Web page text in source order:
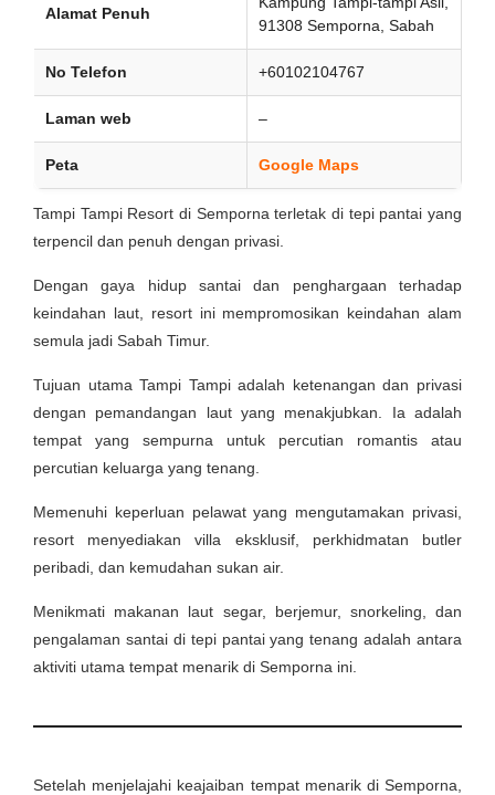
Alamat Penuh
91308 Semporna, Sabah
No Telefon +60102104767
Laman web –
Peta Google Maps
Tampi Tampi Resort di Semporna terletak di tepi pantai yang
terpencil dan penuh dengan privasi.
Dengan gaya hidup santai dan penghargaan terhadap
keindahan laut, resort ini mempromosikan keindahan alam
semula jadi Sabah Timur.
Tujuan utama Tampi Tampi adalah ketenangan dan privasi
dengan pemandangan laut yang menakjubkan. Ia adalah
tempat yang sempurna untuk percutian romantis atau
percutian keluarga yang tenang.
Memenuhi keperluan pelawat yang mengutamakan privasi,
resort menyediakan villa eksklusif, perkhidmatan butler
peribadi, dan kemudahan sukan air.
Menikmati makanan laut segar, berjemur, snorkeling, dan
pengalaman santai di tepi pantai yang tenang adalah antara
aktiviti utama tempat menarik di Semporna ini.
Setelah menjelajahi keajaiban tempat menarik di Semporna,